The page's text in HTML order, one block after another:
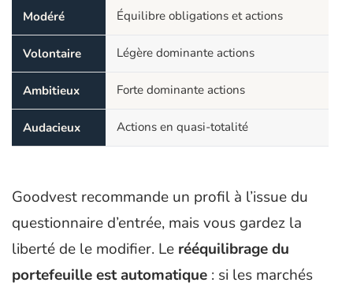
Modéré Équilibre obligations et actions
Volontaire Légère dominante actions
Ambitieux Forte dominante actions
Audacieux Actions en quasi-totalité
Goodvest recommande un profil à l’issue du
questionnaire d’entrée, mais vous gardez la
liberté de le modifier. Le rééquilibrage du
portefeuille est automatique : si les marchés